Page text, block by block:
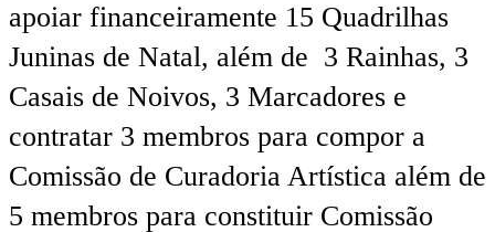
apoiar financeiramente 15 Quadrilhas
Juninas de Natal, além de 3 Rainhas, 3
Casais de Noivos, 3 Marcadores e
contratar 3 membros para compor a
Comissão de Curadoria Artística além de
5 membros para constituir Comissão